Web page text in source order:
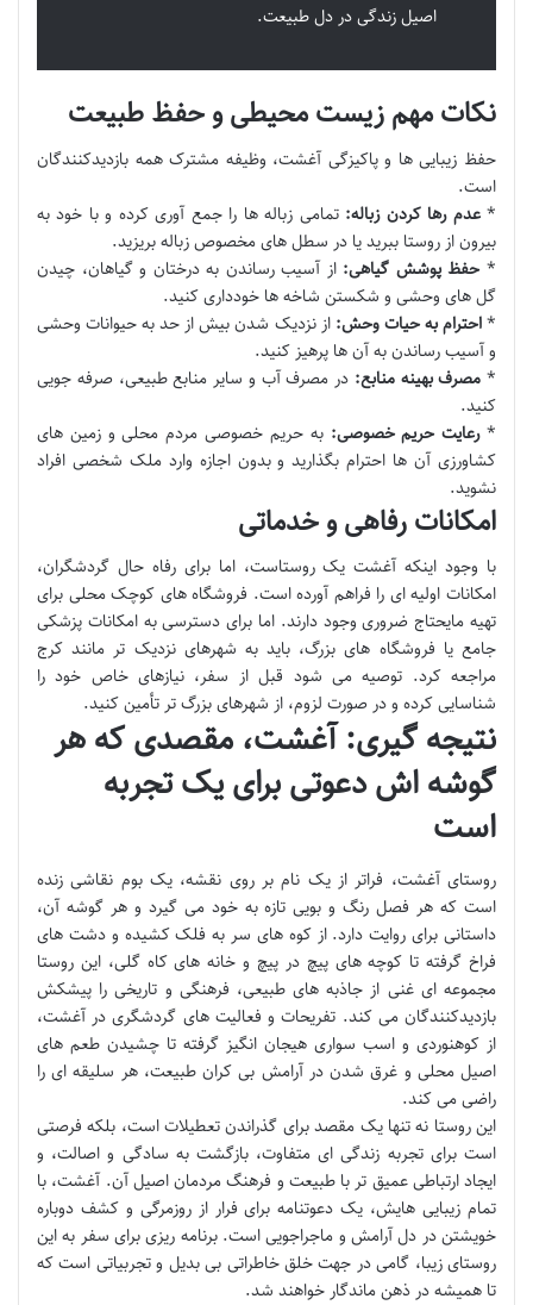
اصیل زندگی در دل طبیعت.
نکات مهم زیست محیطی و حفظ طبیعت
حفظ زیبایی ها و پاکیزگی آغشت، وظیفه مشترک همه بازدیدکنندگان
است.
*عدم رها کردن زباله: تمامی زباله ها را جمع آوری کرده و با خود به
بیرون از روستا ببرید یا در سطل های مخصوص زباله بریزید.
*حفظ پوشش گیاهی: از آسیب رساندن به درختان و گیاهان، چیدن
گل های وحشی و شکستن شاخه ها خودداری کنید.
*احترام به حیات وحش: از نزدیک شدن بیش از حد به حیوانات وحشی
و آسیب رساندن به آن ها پرهیز کنید.
* مصرف بهینه منابع: در مصرف آب و سایر منابع طبیعی، صرفه جویی
کنید.
*رعایت حریم خصوصی: به حریم خصوصی مردم محلی و زمین های
کشاورزی آن ها احترام بگذارید و بدون اجازه وارد ملک شخصی افراد
نشوید.
امکانات رفاهی و خدماتی
با وجود اینکه آغشت یک روستاست، اما برای رفاه حال گردشگران،
امکانات اولیه ای را فراهم آورده است. فروشگاه های کوچک محلی برای
تهیه مایحتاج ضروری وجود دارند. اما برای دسترسی به امکانات پزشکی
جامع یا فروشگاه های بزرگ، باید به شهرهای نزدیک تر مانند کرج
مراجعه کرد. توصیه می شود قبل از سفر، نیازهای خاص خود را
شناسایی کرده و در صورت لزوم، از شهرهای بزرگ تر تأمین کنید.
نتیجه گیری: آغشت، مقصدی که هر
گوشه اش دعوتی برای یک تجربه
است
روستای آغشت، فراتر از یک نام بر روی نقشه، یک بوم نقاشی زنده
است که هر فصل رنگ و بویی تازه به خود می گیرد و هر گوشه آن،
داستانی برای روایت دارد. از کوه های سر به فلک کشیده و دشت های
فراخ گرفته تا کوچه های پیچ در پیچ و خانه های کاه گلی، این روستا
مجموعه ای غنی از جاذبه های طبیعی، فرهنگی و تاریخی را پیشکش
بازدیدکنندگان می کند. تفریحات و فعالیت های گردشگری در آغشت،
از کوهنوردی و اسب سواری هیجان انگیز گرفته تا چشیدن طعم های
اصیل محلی و غرق شدن در آرامش بی کران طبیعت، هر سلیقه ای را
راضی می کند.
این روستا نه تنها یک مقصد برای گذراندن تعطیلات است، بلکه فرصتی
است برای تجربه زندگی ای متفاوت، بازگشت به سادگی و اصالت، و
ایجاد ارتباطی عمیق تر با طبیعت و فرهنگ مردمان اصیل آن. آغشت، با
تمام زیبایی هایش، یک دعوتنامه برای فرار از روزمرگی و کشف دوباره
خویشتن در دل آرامش و ماجراجویی است. برنامه ریزی برای سفر به این
روستای زیبا، گامی در جهت خلق خاطراتی بی بدیل و تجربیاتی است که
تا همیشه در ذهن ماندگار خواهند شد.